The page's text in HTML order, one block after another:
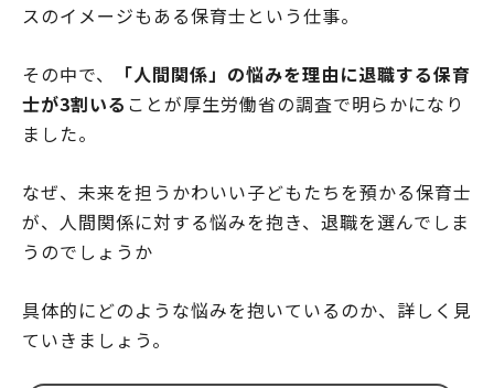
スのイメージもある保育士という仕事。
その中で、
「人間関係」の悩みを理由に退職する保育
士が3割いる ことが厚生労働省の調査で明らかになり
ました。
なぜ、未来を担うかわいい子どもたちを預かる保育士
が、人間関係に対する悩みを抱き、退職を選んでしま
うのでしょうか
具体的にどのような悩みを抱いているのか、詳しく見
ていきましょう。